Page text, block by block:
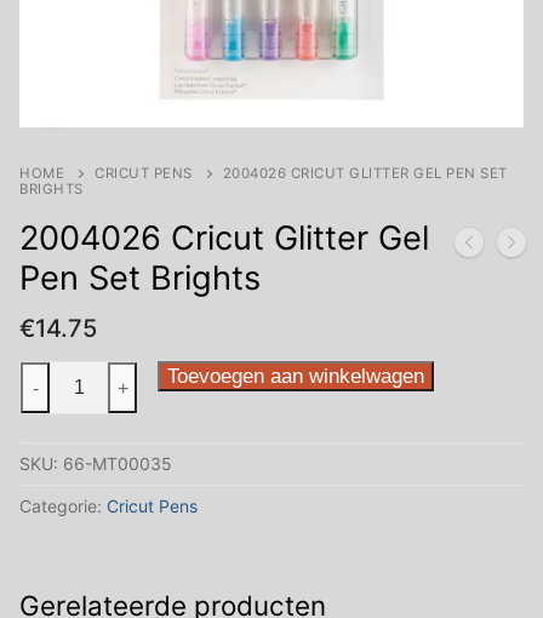
HOME CRICUT PENS
2004026 CRICUT GLITTER GEL PEN SET
BRIGHTS
2004026 Cricut Glitter Gel
Pen Set Brights
€14.75
2004026
Cricut
Gel
Pen
- + Toevoegen aan winkelwagen
SKU: 66-MT00035
Categorie: Cricut Pens
Gerelateerde producten